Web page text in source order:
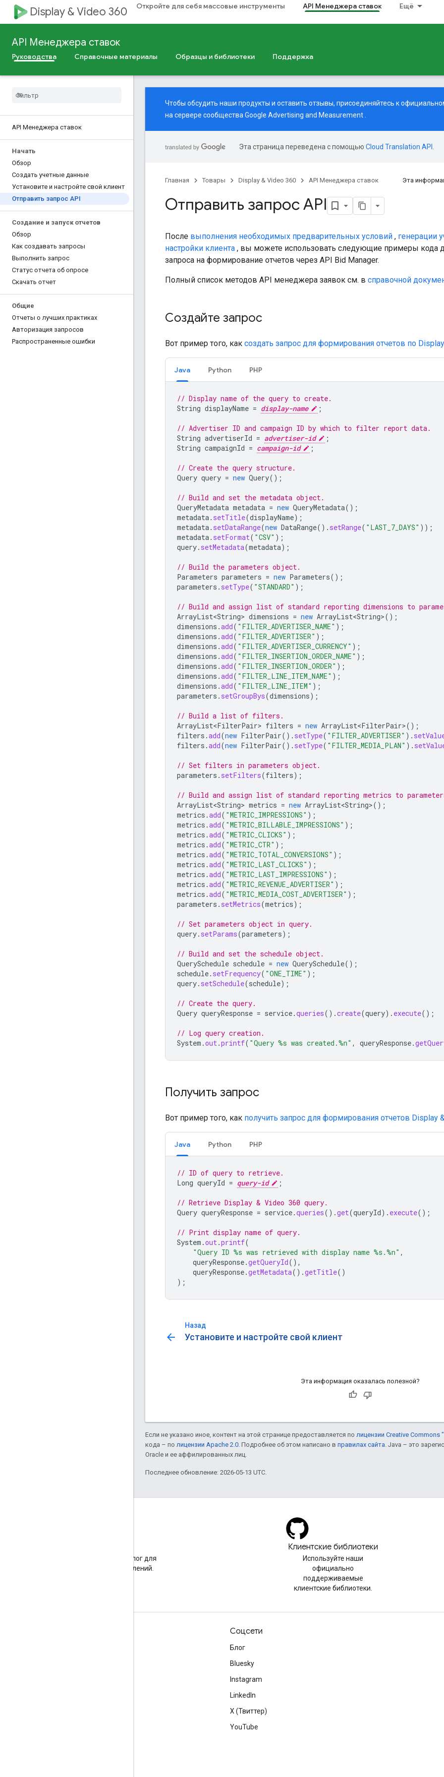
Display & Video 360 Откройте для себя массовые инструменты API Менеджера ставок Ещё
API Менеджера ставок
Руководства Справочные материалы Образцы и библиотеки Поддержка
API Менеджера ставок
Начать
Обзор
Создать учетные данные
Установите и настройте свой клиент
Отправить запрос API
Создание и запуск отчетов
Обзор
Как создавать запросы
Выполнить запрос
Статус отчета об опросе
Скачать отчет
Общие
Отчеты о лучших практиках
Авторизация запросов
Распространенные ошибки
Чтобы обсудить наши продукты и оставить отзывы, присоединяйтесь к
на сервере сообщества Google Advertising and Measurement
Эта страница переведена с помощью Cloud Translation API
Главная Товары Display & Video 360 API Менеджера ставок Эта
Отправить запрос API
После выполнения необходимых предварительных условий , генерации
настройки клиента , вы можете использовать следующие примеры кода
запроса на формирование отчетов через API Bid Manager.
Полный список методов API менеджера заявок см. в справочной
Создайте запрос
Вот пример того, как создать запрос для формирования отчетов по
Java Python PHP
// Display name of the query to create.
String displayName = display-name ;
// Advertiser ID and campaign ID by which to filter report data.
String advertiserId = advertiser-id
;
String campaignId = campaign-id ;
// Create the query structure.
Query query = new Query();
// Build and set the metadata object.
QueryMetadata metadata = new QueryMetadata();
metadata. setTitle(displayName);
metadata. setDataRange(new DataRange(). setRange( "LAST_7_DAYS" ));
metadata. setFormat( "CSV" );
query. setMetadata(metadata);
// Build the parameters object.
Parameters parameters = new Parameters();
parameters . setType( "STANDARD" );
// Build and assign list of standard reporting dimensions to
ArrayList<String> dimensions = new ArrayList<String>();
dimensions .add( "FILTER_ADVERTISER_NAME" );
dimensions .add( "FILTER_ADVERTISER" );
dimensions .add( "FILTER_ADVERTISER_CURRENCY" );
dimensions .add( "FILTER_INSERTION_ORDER_NAME" );
dimensions .add( "FILTER_INSERTION_ORDER" );
dimensions .add( "FILTER_LINE_ITEM_NAME" );
dimensions .add( "FILTER_LINE_ITEM" );
parameters . setGroupBys(dimensions);
// Build a list of filters.
ArrayList<FilterPair> filters = new ArrayList<FilterPair>();
filters .add(new FilterPair(). setType( "FILTER_ADVERTISER" ).
filters .add(new FilterPair(). setType( "FILTER_MEDIA_PLAN" ).
// Set filters in parameters object.
parameters . setFilters(filters);
// Build and assign list of standard reporting metrics to
ArrayList<String> metrics = new ArrayList<String>();
metrics .add( "METRIC_IMPRESSIONS" );
metrics .add( "METRIC_BILLABLE_IMPRESSIONS" );
metrics .add( "METRIC_CLICKS" );
metrics .add( "METRIC_CTR" );
metrics .add( "METRIC_TOTAL_CONVERSIONS" );
metrics .add( "METRIC_LAST_CLICKS" );
metrics .add( "METRIC_LAST_IMPRESSIONS" );
metrics .add( "METRIC_REVENUE_ADVERTISER" );
metrics .add( "METRIC_MEDIA_COST_ADVERTISER" );
parameters . setMetrics(metrics);
// Set parameters object in query.
query. setParams(parameters);
// Build and set the schedule object.
QuerySchedule schedule = new QuerySchedule();
schedule. setFrequency( "ONE_TIME" );
query. setSchedule(schedule);
// Create the query.
Query queryResponse = service.queries().create(query). execute();
// Log query creation.
System .out.printf( "Query %s was created.%n" , queryResponse.
Получить запрос
Вот пример того, как получить запрос для формирования отчетов Display
Java Python PHP
// ID of query to retrieve.
Long queryId = query-id ;
// Retrieve Display & Video 360 query.
Query queryResponse = service.queries().get(queryId). execute();
// Print display name of query.
System .out.printf(
"Query ID %s was retrieved with display name %s.%n" ,
queryResponse.getQueryId(),
queryResponse.getMetadata().getTitle()
);
Назад
arrow_back Установите и настройте свой клиент
Эта информация оказалась полезной?
Если не указано иное, контент на этой странице предоставляется по лицензии Creative Commons
кода – по лицензии Apache 2.0 . Подробнее об этом написано в правилах сайта . Java – это
Oracle и ее аффилированных лиц.
Последнее обновление: 2026-05-13 UTC.
Посетите наш блог для
важных объявлений.
Клиентские библиотеки
Используйте наши
официально
поддерживаемые
клиентские библиотеки.
Соцсети
Блог
Bluesky
Instagram
LinkedIn
X (Твиттер)
YouTube